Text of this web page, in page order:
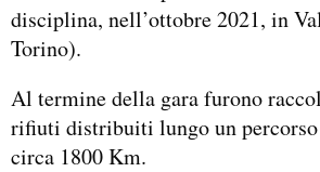
disciplina, nell’ottobre 2021, in
Torino).
Al termine della gara furono
rifiuti distribuiti lungo un
circa 1800 Km.